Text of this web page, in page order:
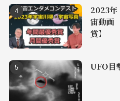
2023年
宙動画
賞】
UFO目